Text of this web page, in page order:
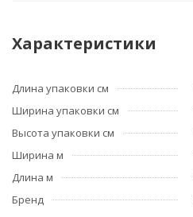
Характеристики
Длина упаковки см
Ширина упаковки см
Высота упаковки см
Ширина м
Длина м
Бренд